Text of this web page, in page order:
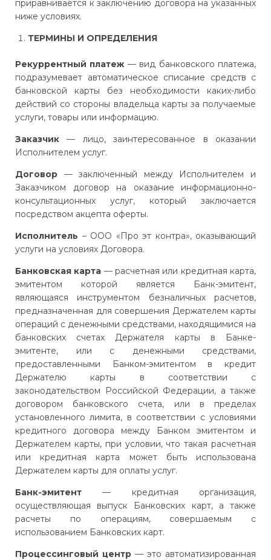
приравнивается к заключению договора на указанных
ниже условиях.
ТЕРМИНЫ И ОПРЕДЕЛЕНИЯ
Рекуррентный платеж — вид банковского платежа,
подразумевает автоматическое списание средств с
банковской карты без необходимости каких-либо
действий со стороны владельца карты за получаемые
услуги, товары или информацию.
Заказчик — лицо, заинтересованное в оказании
Исполнителем услуг.
Договор — заключенный между Исполнителем и
Заказчиком договор на оказание информационно-
консультационных услуг, который заключается
посредством акцепта оферты.
Исполнитель – ООО «Про эт контра», оказывающий
услуги на условиях Договора.
Банковская карта — расчетная или кредитная карта,
эмитентом которой является Банк-эмитент,
являющаяся инструментом безналичных расчетов,
предназначенная для совершения Держателем карты
операций с денежными средствами, находящимися на
банковских счетах Держателя карты в Банке-
эмитенте, или с денежными средствами,
предоставленными Банком-эмитентом в кредит
Держателю карты в соответствии с
законодательством Российской Федерации, а также
договором банковского счета, или в пределах
установленного лимита, в соответствии с условиями
кредитного договора между Банком эмитентом и
Держателем карты, при условии, что такая расчетная
или кредитная карта может быть использована
Держателем карты для оплаты услуг.
Банк-эмитент — кредитная организация,
осуществляющая выпуск Банковских карт, а также
расчеты по операциям, совершаемым с
использованием Банковских карт.
Процессинговый центр — это автоматизированная